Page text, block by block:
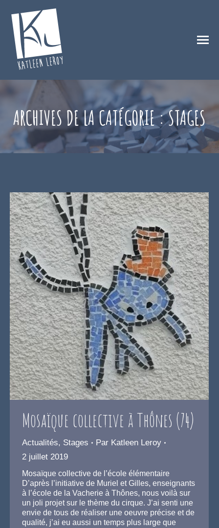
ARCHIVES DE LA CATÉGORIE :STAGES
Mosaïque collective à Thônes (74)
Actualités, Stages Par Katleen Leroy
2 juillet 2019
Mosaïque collective de l’école élémentaire
D’après l’initiative de Muriel et Gilles, enseignants
à l’école de la Vacherie à Thônes, nous voilà sur
un joli projet sur le thème du cirque. J’ai senti une
envie de tous de réaliser une oeuvre précise et de
qualité, j’ai eu aussi un temps plus large que